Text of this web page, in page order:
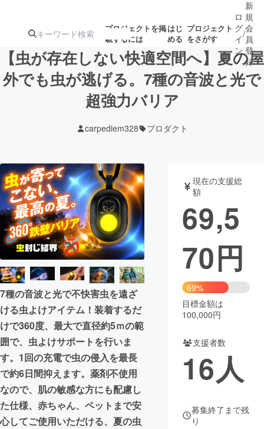
プロジェクトを掲
載するには
はじ
める
プロジェクト
をさがす
注目の新着プロ募集終了が近いプ
テクノロジー・ガジェット
映像・映画 書籍・雑誌
ビジネス・起業 チャレンジ
まちづくり・地域活性化
CAMPFIRE for Social Good CAMPFIRE Creation
CAMPFIREふるさと納税
コミュニティ
ロ
グ
イ
ン
/
新
規
会
員
登
録
【虫が存在しない快適空間へ】夏の屋
外でも虫が逃げる。7種の音波と光で
超強力バリア
carpediem328 プロダクト
7種の音波と光で不快害虫を遠ざ
ける虫よけアイテム！装着するだ
けで360度、最大で直径約5ｍの範
囲で、虫よけサポートを行いま
す。1回の充電で虫の侵入を最長
で約6日間抑えます。薬剤不使用
なので、肌の敏感な方にも配慮し
た仕様、赤ちゃん、ペットまで安
心してご使用いただける、夏の虫
現在の支援総
額
69,5
70円
69%
目標金額は
100,000円
支援者数
16人
募集終了まで残
り